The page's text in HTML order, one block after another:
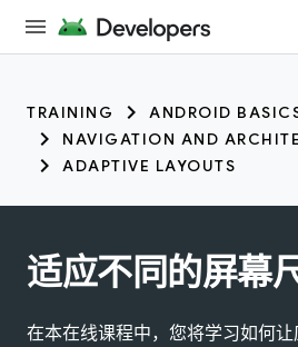
TRAINING
ANDROID
NAVIGATION AND
ADAPTIVE LAYOUTS
适应不同的屏幕
在本在线课程中，您将学习如何